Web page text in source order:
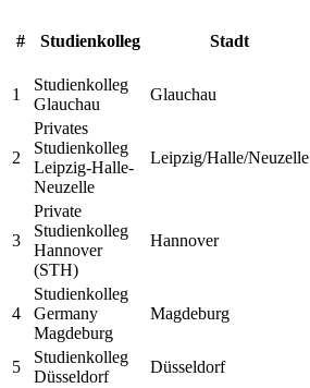
# Studienkolleg Stadt
1
Studienkolleg
Glauchau
Glauchau
2
Privates
Studienkolleg
Leipzig-Halle-
Neuzelle
Leipzig/Halle/Neuzelle
3
Private
Studienkolleg
Hannover
(STH)
Hannover
4
Studienkolleg
Germany
Magdeburg
Magdeburg
5
Studienkolleg
Düsseldorf
Düsseldorf